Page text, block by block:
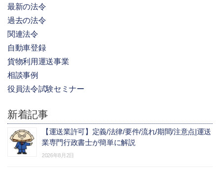
最新の法令
過去の法令
関連法令
自動車登録
貨物利用運送事業
相談事例
役員法令試験セミナー
新着記事
【運送業許可】定義/法律/要件/流れ/期間/注意点|運送
業専門行政書士が簡単に解説
2026年8月2日